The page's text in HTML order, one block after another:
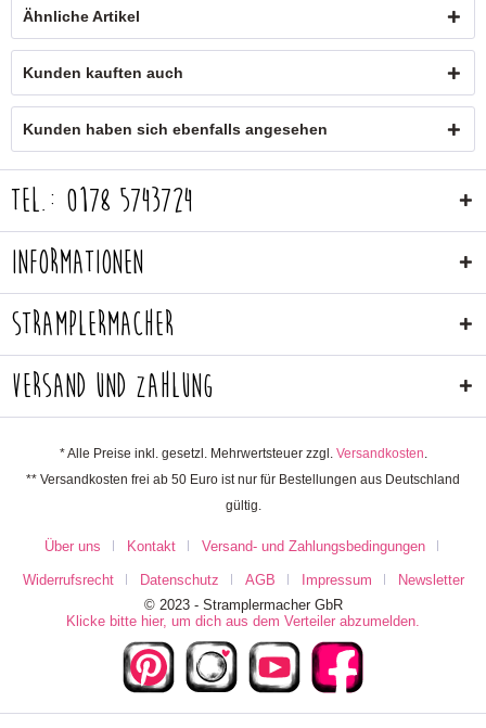
Ähnliche Artikel
Kunden kauften auch
Kunden haben sich ebenfalls angesehen
Tel.: 0178 5743724
Informationen
Stramplermacher
Versand und Zahlung
* Alle Preise inkl. gesetzl. Mehrwertsteuer zzgl. Versandkosten.
** Versandkosten frei ab 50 Euro ist nur für Bestellungen aus Deutschland
gültig.
Über uns Kontakt Versand- und Zahlungsbedingungen
Widerrufsrecht Datenschutz AGB Impressum
Newsletter
© 2023 - Stramplermacher GbR
Klicke bitte hier, um dich aus dem Verteiler abzumelden.